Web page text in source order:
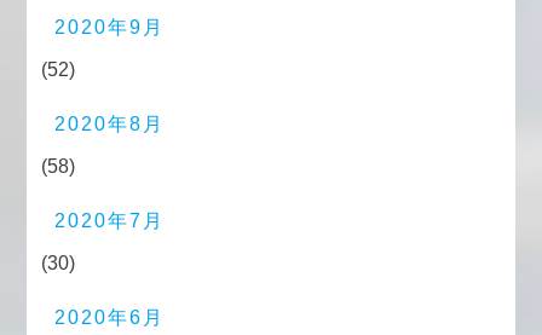
2020年9月
(52)
2020年8月
(58)
2020年7月
(30)
2020年6月